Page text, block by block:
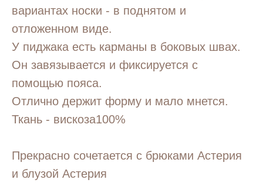
вариантах носки - в поднятом и
отложенном виде.
У пиджака есть карманы в боковых швах.
Он завязывается и фиксируется с
помощью пояса.
Отлично держит форму и мало мнется.
Ткань - вискоза100%
Прекрасно сочетается с брюками Астерия
и блузой Астерия